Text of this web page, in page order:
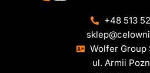
+48 513
Wolfer Group
ul. Armii